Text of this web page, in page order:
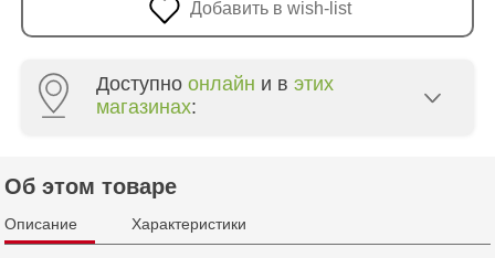
Добавить в wish-list
Доступно онлайн и в этих
магазинах:
Crafti Botanica - bd. Decebal, 139
Об этом товаре
Описание Характеристики